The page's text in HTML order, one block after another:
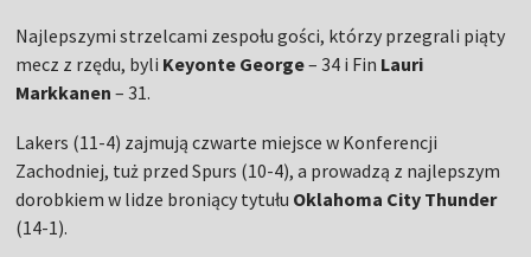
Najlepszymi strzelcami zespołu gości, którzy przegrali piąty
mecz z rzędu, byli Keyonte George– 34 i Fin Lauri
Markkanen – 31.
Lakers (11-4) zajmują czwarte miejsce w Konferencji
Zachodniej, tuż przed Spurs (10-4), a prowadzą z najlepszym
dorobkiem w lidze broniący tytułu Oklahoma City Thunder
(14-1).